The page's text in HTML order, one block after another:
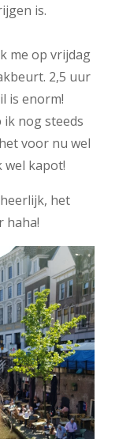
is.
me op vrijdag
2,5 uur
is enorm!
ik nog steeds
voor nu wel
wel kapot!
het
haha!